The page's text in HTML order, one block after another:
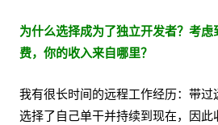
为什么选择成为了独立开发者？考虑
费，你的收入来自哪里？
我有很长时间的远程工作经历：带
选择了自己单干并持续到现在，因此